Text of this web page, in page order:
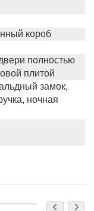
короб
полностью
плитой
замок,
ночная